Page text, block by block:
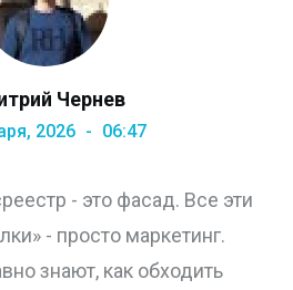
Чернев
2026 06:47
- это фасад. Все эти
- просто маркетинг.
знают, как обходить